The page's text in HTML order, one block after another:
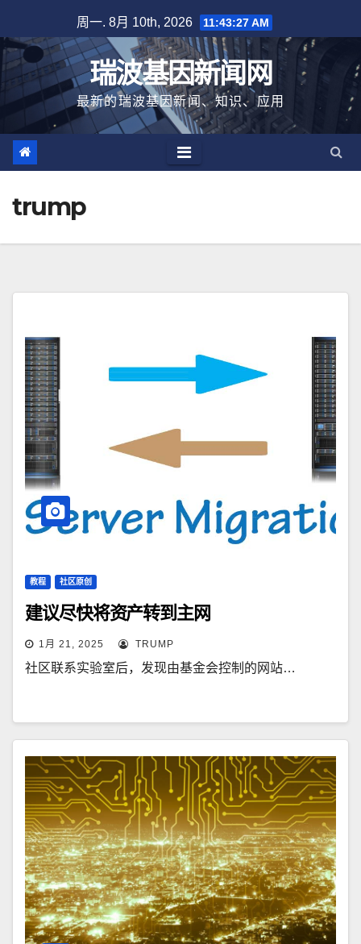
至
内
周一. 8月 10th, 2026 11:43:28 AM
瑞波基因新闻网
最新的瑞波基因新闻、知识、应用
trump
教程 社区原创
建议尽快将资产转到主网
1月 21, 2025 TRUMP
社区联系实验室后，发现由基金会控制的网站…